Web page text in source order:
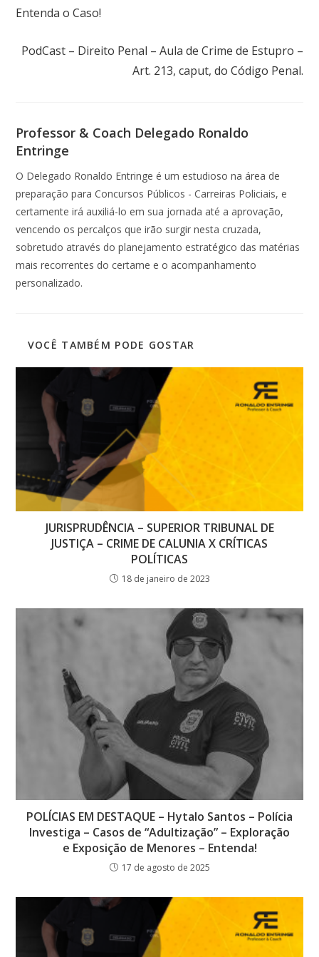
Entenda o Caso!
PodCast – Direito Penal – Aula de Crime de Estupro –
Art. 213, caput, do Código Penal.
Professor & Coach Delegado Ronaldo
Entringe
O Delegado Ronaldo Entringe é um estudioso na área de
preparação para Concursos Públicos - Carreiras Policiais, e
certamente irá auxiliá-lo em sua jornada até a aprovação,
vencendo os percalços que irão surgir nesta cruzada,
sobretudo através do planejamento estratégico das matérias
mais recorrentes do certame e o acompanhamento
personalizado.
VOCÊ TAMBÉM PODE GOSTAR
JURISPRUDÊNCIA – SUPERIOR TRIBUNAL DE
JUSTIÇA – CRIME DE CALUNIA X CRÍTICAS
POLÍTICAS
18 de janeiro de 2023
POLÍCIAS EM DESTAQUE – Hytalo Santos – Polícia
Investiga – Casos de “Adultização” – Exploração
e Exposição de Menores – Entenda!
17 de agosto de 2025